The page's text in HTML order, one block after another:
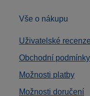
Vše o nákupu
Uživatelské recenze
Obchodní podmínky
Možnosti platby
Možnosti doručení